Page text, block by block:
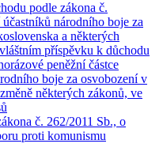
podle zákona č.
národního boje za
a některých
příspěvku k důchodu
peněžní částce
boje za osvobození v
některých zákonů, ve
č. 262/2011 Sb., o
proti komunismu